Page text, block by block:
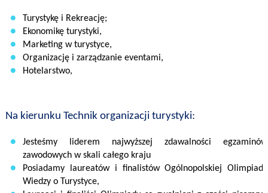
Turystykę i Rekreację;
Ekonomikę turystyki,
Marketing w turystyce,
Organizację i zarządzanie eventami,
Hotelarstwo,
Na kierunku Technik organizacji turystyki:
Jesteśmy liderem najwyższej zdawalności egzaminów
zawodowychw skali całego kraju
Posiadamy laureatów i finalistów Ogólnopolskiej Olimpiady
Wiedzy o Turystyce,